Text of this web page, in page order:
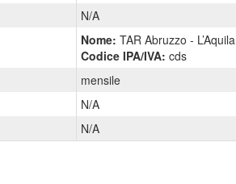
N/A
Nome: TAR Abruzzo - L’Aquila
Codice IPA/IVA: cds
mensile
N/A
N/A